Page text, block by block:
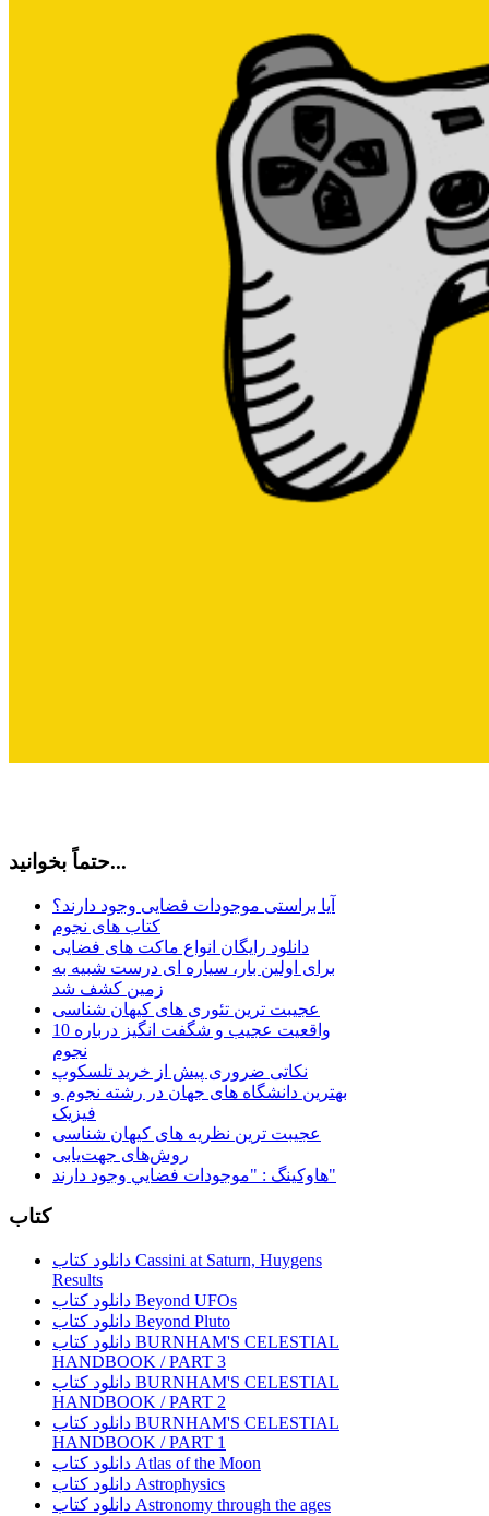
حتماً بخوانید...
آیا براستی موجودات فضایی وجود دارند؟
کتاب های نجوم
دانلود رایگان انواع ماکت های فضایی
برای اولین بار، سیاره ای درست شبیه به
زمین کشف شد
عجیبت ترین تئوری های کیهان شناسی
10 واقعیت عجیب و شگفت انگیز درباره
نجوم
نکاتی ضروری پیش از خرید تلسکوپ
بهترین دانشگاه های جهان در رشته نجوم و
فیزیک
عجیبت ترین نظریه های کیهان شناسی
روش‌های جهت‌یابی
هاوكينگ : "موجودات فضايي وجود دارند"
کتاب
دانلود کتاب Cassini at Saturn, Huygens
Results
دانلود کتاب Beyond UFOs
دانلود کتاب Beyond Pluto
دانلود کتاب BURNHAM'S CELESTIAL
HANDBOOK / PART 3
دانلود کتاب BURNHAM'S CELESTIAL
HANDBOOK / PART 2
دانلود کتاب BURNHAM'S CELESTIAL
HANDBOOK / PART 1
دانلود کتاب Atlas of the Moon
دانلود کتاب Astrophysics
دانلود کتاب Astronomy through the ages